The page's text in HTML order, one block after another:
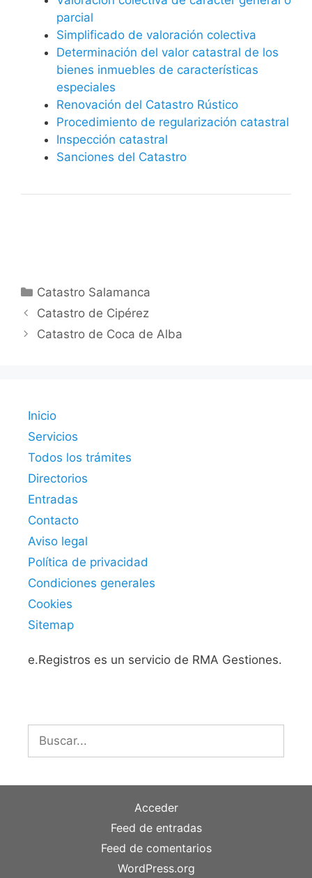
parcial
Simplificado de valoración colectiva
Determinación del valor catastral de los
bienes inmuebles de características
especiales
Renovación del Catastro Rústico
Procedimiento de regularización catastral
Inspección catastral
Sanciones del Catastro
Categorías
Catastro Salamanca
Catastro de Cipérez
Catastro de Coca de Alba
Inicio
Servicios
Todos los trámites
Directorios
Entradas
Contacto
Aviso legal
Política de privacidad
Condiciones generales
Cookies
Sitemap
e.Registros es un servicio de RMA Gestiones.
Acceder
Feed de entradas
Feed de comentarios
WordPress.org